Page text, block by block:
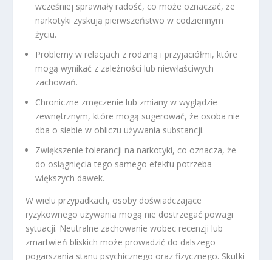
wcześniej sprawiały radość, co może oznaczać, że
narkotyki zyskują pierwszeństwo w codziennym
życiu.
Problemy w relacjach z rodziną i przyjaciółmi, które
mogą wynikać z zależności lub niewłaściwych
zachowań.
Chroniczne zmęczenie lub zmiany w wyglądzie
zewnętrznym, które mogą sugerować, że osoba nie
dba o siebie w obliczu używania substancji.
Zwiększenie tolerancji na narkotyki, co oznacza, że
do osiągnięcia tego samego efektu potrzeba
większych dawek.
W wielu przypadkach, osoby doświadczające
ryzykownego używania mogą nie dostrzegać powagi
sytuacji. Neutralne zachowanie wobec recenzji lub
zmartwień bliskich może prowadzić do dalszego
pogarszania stanu psychicznego oraz fizycznego. Skutki